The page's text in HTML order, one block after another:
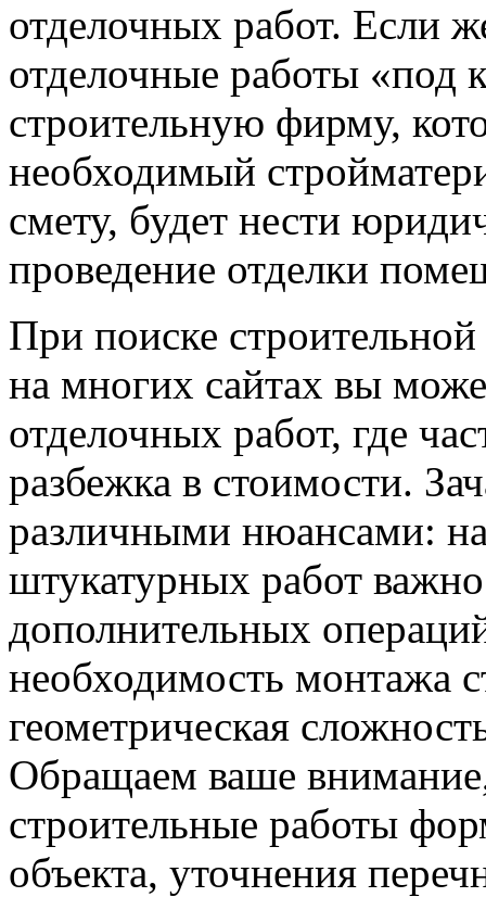
отделочных работ. Если
отделочные работы «под
строительную фирму,
необходимый
смету, будет нести
проведение отделки
При поиске
на многих сайтах вы
отделочных работ, где
разбежка в стоимости.
различными нюансами:
штукатурных работ
дополнительных
необходимость монтажа
геометрическая
Обращаем ваше внимание,
строительные работы
объекта, уточнения